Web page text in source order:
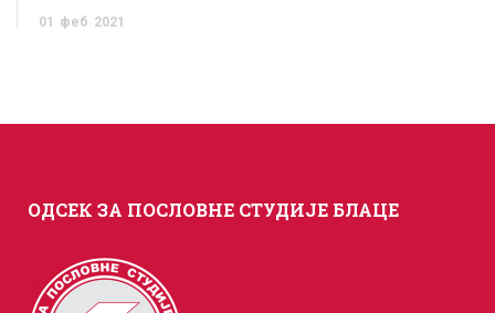
01 феб 2021
ОДСЕК ЗА ПОСЛОВНЕ СТУДИЈЕ БЛАЦЕ